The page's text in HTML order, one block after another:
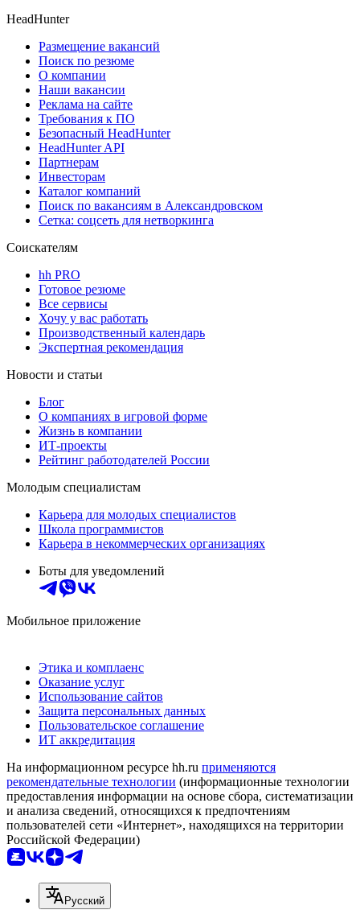
HeadHunter
Размещение вакансий
Поиск по резюме
О компании
Наши вакансии
Реклама на сайте
Требования к ПО
Безопасный HeadHunter
HeadHunter API
Партнерам
Инвесторам
Каталог компаний
Поиск по вакансиям в Александровском
Сетка: соцсеть для нетворкинга
Соискателям
hh PRO
Готовое резюме
Все сервисы
Хочу у вас работать
Производственный календарь
Экспертная рекомендация
Новости и статьи
Блог
О компаниях в игровой форме
Жизнь в компании
ИТ-проекты
Рейтинг работодателей России
Молодым специалистам
Карьера для молодых специалистов
Школа программистов
Карьера в некоммерческих организациях
Боты для уведомлений
Мобильное приложение
Этика и комплаенс
Оказание услуг
Использование сайтов
Защита персональных данных
Пользовательское соглашение
ИТ аккредитация
На информационном ресурсе hh.ru применяются
рекомендательные технологии (информационные технологии
предоставления информации на основе сбора, систематизации
и анализа сведений, относящихся к предпочтениям
пользователей сети «Интернет», находящихся на территории
Российской Федерации)
Русский